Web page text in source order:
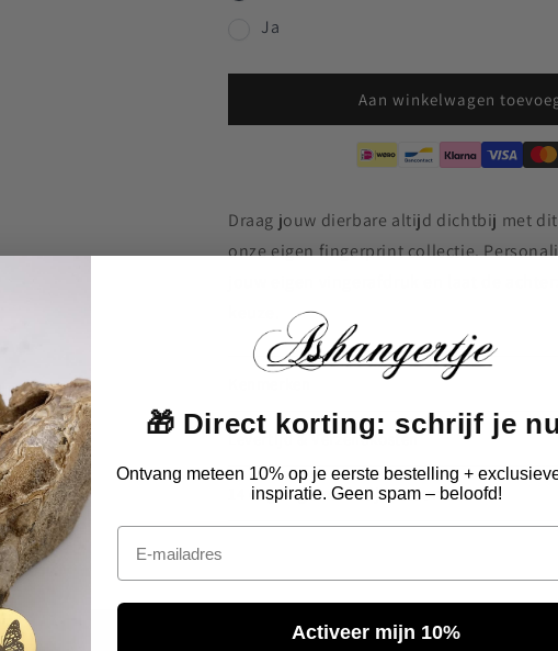
Ja
Aan winkelwagen
Draag jouw dierbare altijd dichtbij met
onze eigen fingerprint collectie.
jouw eigen vingerafdruk en laat de
Levertijd & Verzendkosten
14 dagen gemakkelijk retourneren
🎁 Direct korting: schrijf je
Ontvang meteen 10% op je eerste bestelling +
inspiratie. Geen spam – beloofd!
Email
Activeer mijn 10%